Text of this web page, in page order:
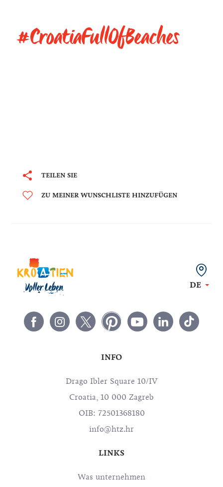
#CroatiaFullOfBeaches
TEILEN SIE
ZU MEINER WUNSCHLISTE HINZUFÜGEN
DE
INFO
Drago Ibler Square 10/IV
Croatia, 10 000 Zagreb
OIB: 72501368180
info@htz.hr
LINKS
Was unternehmen